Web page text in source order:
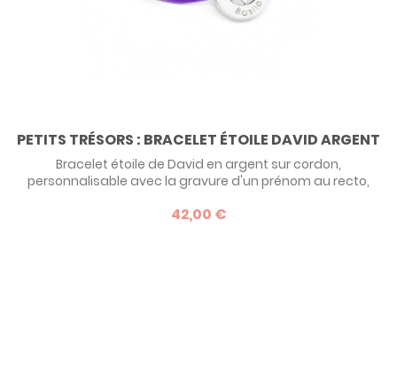
PETITS TRÉSORS : BRACELET ÉTOILE DAVID ARGENT
Bracelet étoile de David en argent sur cordon,
personnalisable avec la gravure d'un prénom au recto,
idée de cadeau pour une Bar Mitzvah.
42,00 €